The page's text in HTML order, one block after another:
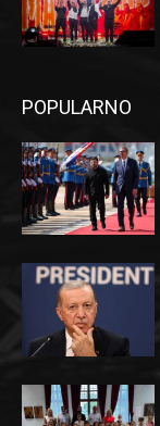
POPULARNO